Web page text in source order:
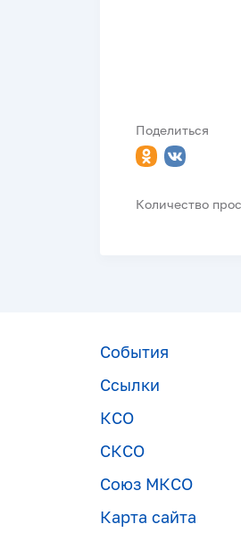
Поделиться
Количество
События
Ссылки
КСО
СКСО
Союз МКСО
Карта сайта